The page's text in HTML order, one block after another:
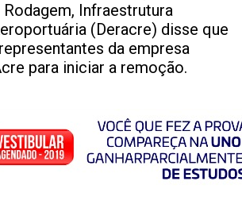
Infraestrutura
(Deracre) disse que
da empresa
para iniciar a remoção.